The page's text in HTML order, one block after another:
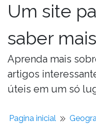
Um site
saber mais
Aprenda mais
artigos
úteis em um só
Pagina inicial